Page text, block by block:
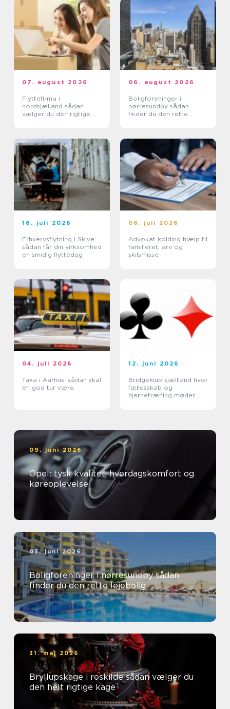
07. august 2026
Flyttefirma i
nordsjælland sådan
vælger du den rigtige
06. august 2026
Boligforeninger i
nørresundby sådan
finder du den rette
16. juli 2026
Erhvervsflytning i Skive:
sådan får din virksomhed
en smidig flyttedag
08. juli 2026
Advokat kolding hjælp til
familieret, arv og
skilsmisse
04. juli 2026
Taxa i Aarhus: sådan skal
en god tur være
12. juni 2026
Bridgeklub sjællland hvor
fællesskab og
hjernetræning mødes
09. juni 2026
Opel: tysk kvalitet, hverdagskomfort og
køreoplevelse
03. juni 2026
Boligforeninger i nørresundby sådan
finder du den rette lejebolig
31. maj 2026
Bryllupskage i roskilde sådan vælger du
den helt rigtige kage